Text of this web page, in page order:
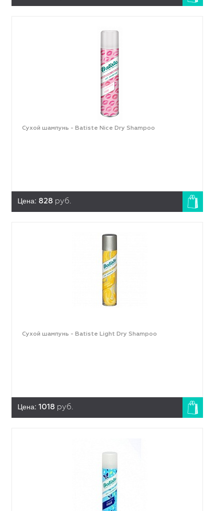
Сухой шампунь - Batiste Nice Dry Shampoo
Цена: 828 руб.
Сухой шампунь - Batiste Light Dry Shampoo
Цена: 1018 руб.